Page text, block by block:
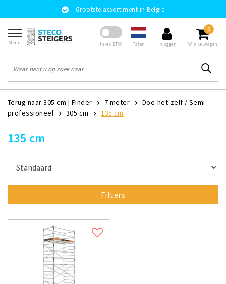
Grootste assortiment in België
Menu In/ex BTW Talen Inloggen
0
Winkelwagen
Terug naar 305 cm | Finder 7 meter
Doe-het-zelf / Semi-
professioneel
305 cm 135 cm
135 cm
Filters